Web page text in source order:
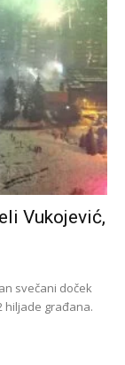
Vukojević,
svečani doček
hiljade građana.